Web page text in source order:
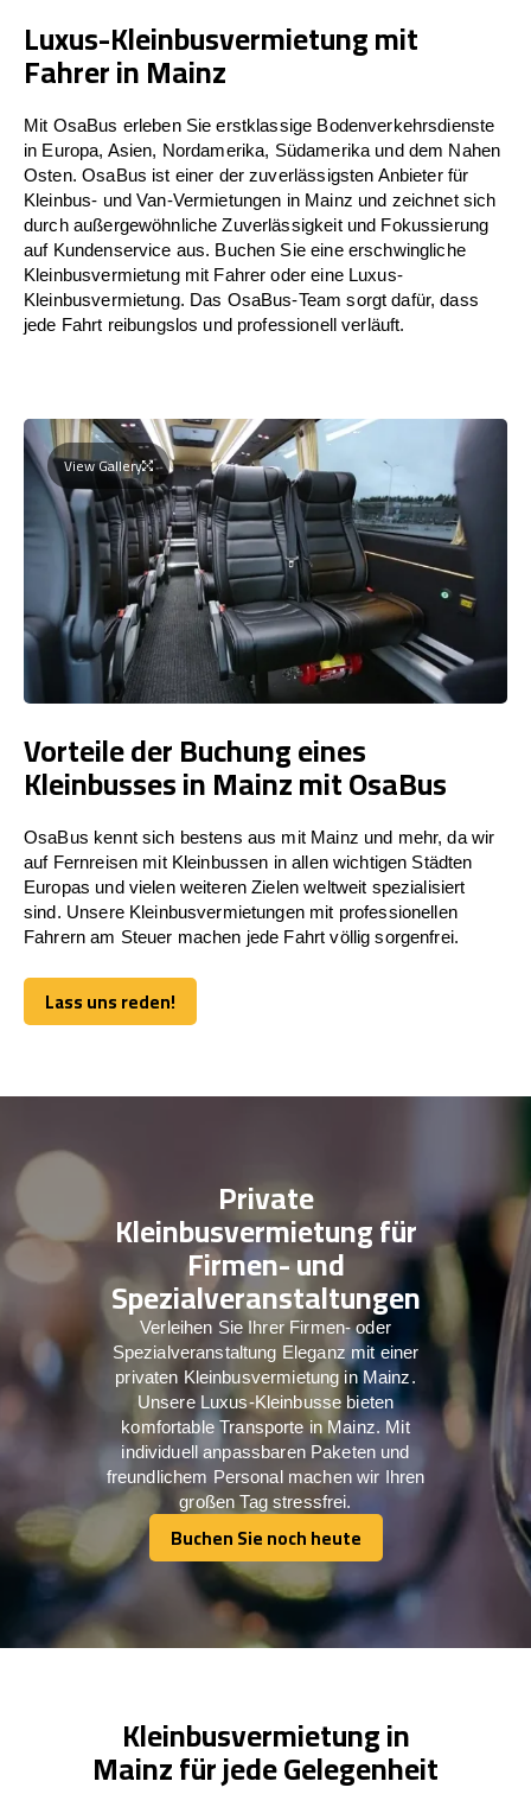
Luxus-Kleinbusvermietung mit
Fahrer in Mainz
Mit OsaBus erleben Sie erstklassige Bodenverkehrsdienste
in Europa, Asien, Nordamerika, Südamerika und dem Nahen
Osten. OsaBus ist einer der zuverlässigsten Anbieter für
Kleinbus- und Van-Vermietungen in Mainz und zeichnet sich
durch außergewöhnliche Zuverlässigkeit und Fokussierung
auf Kundenservice aus. Buchen Sie eine erschwingliche
Kleinbusvermietung mit Fahrer oder eine Luxus-
Kleinbusvermietung. Das OsaBus-Team sorgt dafür, dass
jede Fahrt reibungslos und professionell verläuft.
View Gallery
Vorteile der Buchung eines
Kleinbusses in Mainz mit OsaBus
OsaBus kennt sich bestens aus mit Mainz und mehr, da wir
auf Fernreisen mit Kleinbussen in allen wichtigen Städten
Europas und vielen weiteren Zielen weltweit spezialisiert
sind. Unsere Kleinbusvermietungen mit professionellen
Fahrern am Steuer machen jede Fahrt völlig sorgenfrei.
Lass uns reden!
Lass uns reden!
Private
Kleinbusvermietung für
Firmen- und
Spezialveranstaltungen
Verleihen Sie Ihrer Firmen- oder
Spezialveranstaltung Eleganz mit einer
privaten Kleinbusvermietung in Mainz.
Unsere Luxus-Kleinbusse bieten
komfortable Transporte in Mainz. Mit
individuell anpassbaren Paketen und
freundlichem Personal machen wir Ihren
großen Tag stressfrei.
Buchen Sie noch heute
Buchen Sie noch heute
Kleinbusvermietung in
Mainz für jede Gelegenheit